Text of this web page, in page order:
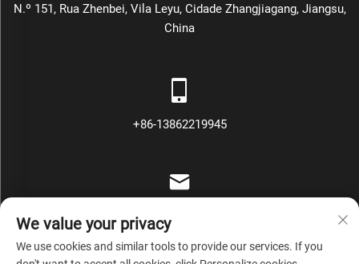
N.º 151, Rua Zhenbei, Vila Leyu, Cidade Zhangjiagang, Jiangsu,
China
+86-13862219945
We value your privacy
We use cookies and similar tools to provide our services. If you